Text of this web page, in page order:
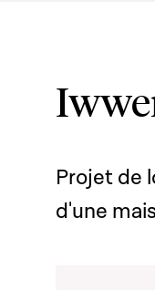
Projet de
d'une